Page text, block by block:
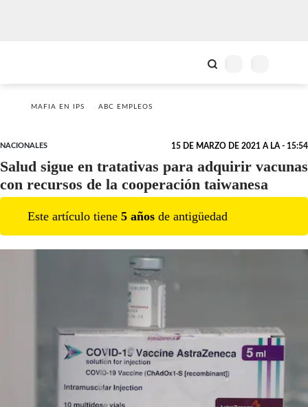
MAFIA EN IPS ABC EMPLEOS
NACIONALES 15 DE MARZO DE 2021 A LA - 15:54
Salud sigue en tratativas para adquirir vacunas
con recursos de la cooperación taiwanesa
Este artículo tiene 5 años de antigüedad